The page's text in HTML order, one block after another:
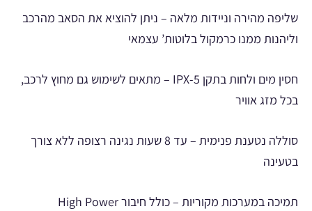
שליפה מהירה וניידות מלאה – ניתן להוציא את הסאב מהרכב
וליהנות ממנו כרמקול בלוטות’ עצמאי
חסין מים ולחות בתקן IPX-5 – מתאים לשימוש גם מחוץ לרכב,
בכל מזג אוויר
סוללה נטענת פנימית – עד 8 שעות נגינה רצופה ללא צורך
בטעינה
תמיכה במערכות מקוריות – כולל חיבור High Power